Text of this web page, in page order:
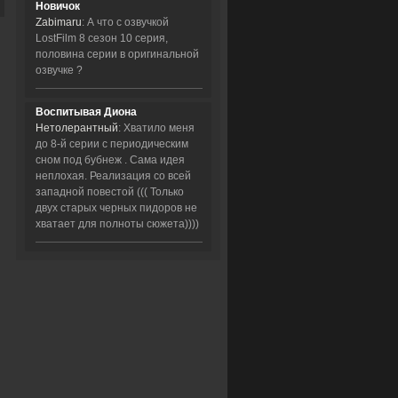
Новичок
Zabimaru: А что с озвучкой
LostFilm 8 сезон 10 серия,
половина серии в оригинальной
озвучке ?
Воспитывая Диона
Нетолерантный: Хватило меня
до 8-й серии с периодическим
сном под бубнеж . Сама идея
неплохая. Реализация со всей
западной повестой ((( Только
двух старых черных пидоров не
хватает для полноты сюжета))))